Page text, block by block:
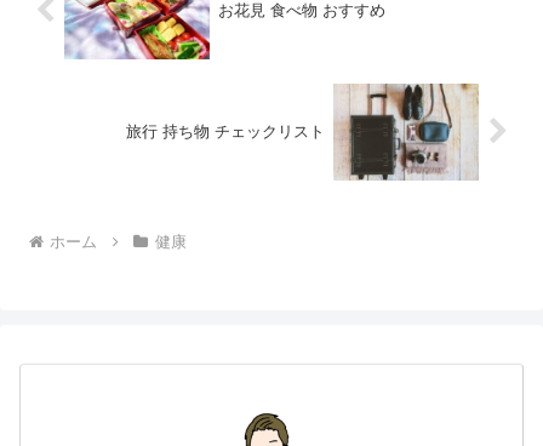
お花見 食べ物 おすすめ
旅行 持ち物 チェックリスト
ホーム 健康